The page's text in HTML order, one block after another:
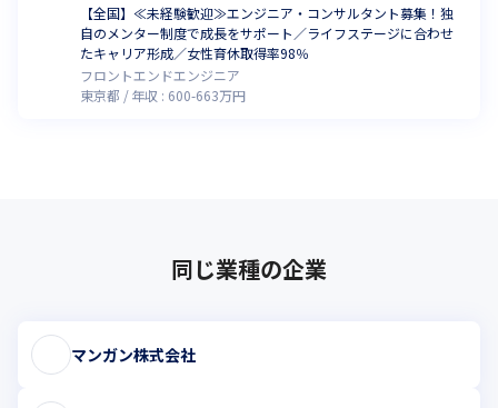
【全国】≪未経験歓迎≫エンジニア・コンサルタント募集！独
自のメンター制度で成長をサポート／ライフステージに合わせ
たキャリア形成／女性育休取得率98％
フロントエンドエンジニア
東京都
年収 : 600-663万円
同じ業種の企業
マンガン株式会社